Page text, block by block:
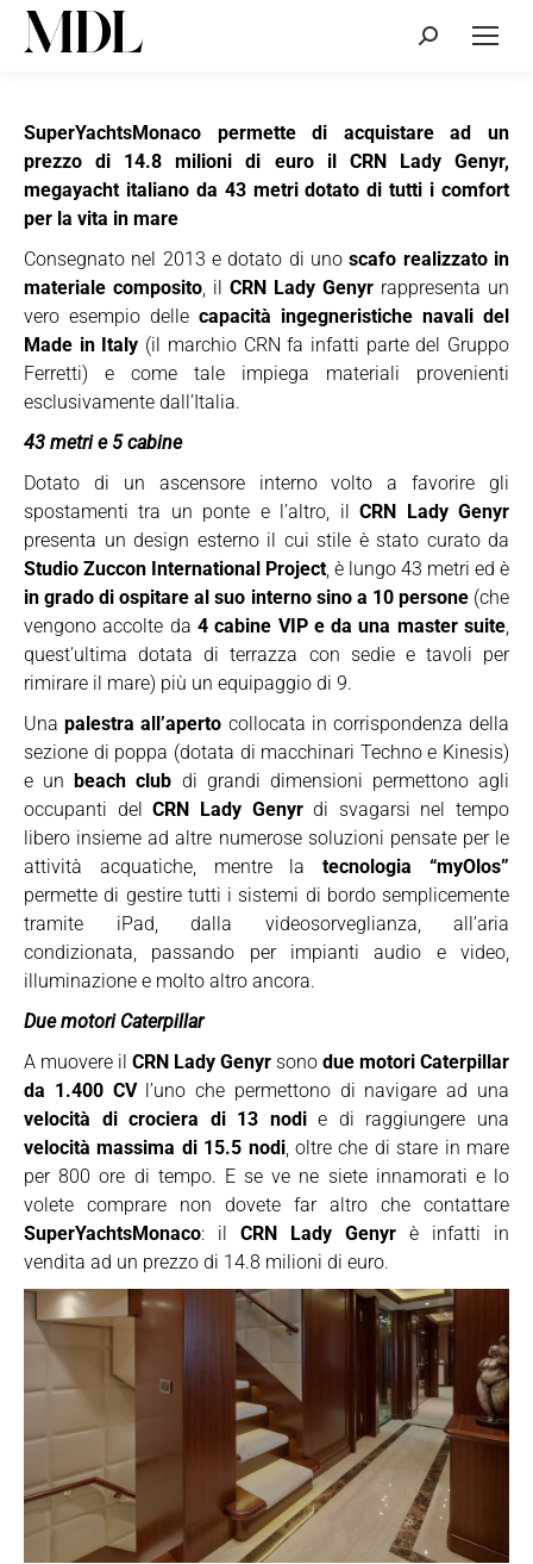
Cerca:
SuperYachtsMonaco permette di acquistare ad un
prezzo di 14.8 milioni di euro il CRN Lady Genyr,
megayacht italiano da 43 metri dotato di tutti i comfort
per la vita in mare
Consegnato nel 2013 e dotato di unoscafo realizzato in
materiale composito, il CRN Lady Genyr rappresenta un
vero esempio delle capacità ingegneristiche navali del
Made in Italy (il marchio CRN fa infatti parte del Gruppo
Ferretti) e come tale impiega materiali provenienti
esclusivamente dall’Italia.
43 metri e 5 cabine
Dotato di un ascensore interno volto a favorire gli
spostamenti tra un ponte e l’altro, ilCRN Lady Genyr
presenta un design esterno il cui stile è stato curato da
Studio Zuccon International Project, è lungo 43 metri ed è
in grado di ospitare al suo interno sino a 10 persone(che
vengono accolte da 4 cabine VIP e da una master suite,
quest’ultima dotata di terrazza con sedie e tavoli per
rimirare il mare) più un equipaggio di 9.
Unapalestra all’aperto collocata in corrispondenza della
sezione di poppa (dotata di macchinari Techno e Kinesis)
e unbeach club di grandi dimensioni permettono agli
occupanti delCRN Lady Genyrdi svagarsi nel tempo
libero insieme ad altre numerose soluzioni pensate per le
attività acquatiche, mentre latecnologia “myOlos”
permette di gestire tutti i sistemi di bordo semplicemente
tramite iPad, dalla videosorveglianza, all’aria
condizionata, passando per impianti audio e video,
illuminazione e molto altro ancora.
Due motori Caterpillar
A muovere il CRN Lady Genyr sono due motori Caterpillar
da 1.400 CVl’uno che permettono di navigare ad una
velocità di crociera di 13 nodie di raggiungere una
velocità massima di 15.5 nodi, oltre che di stare in mare
per 800 ore di tempo. E se ve ne siete innamorati e lo
volete comprare non dovete far altro che contattare
SuperYachtsMonaco: il CRN Lady Genyr è infatti in
vendita ad un prezzo di 14.8 milioni di euro.